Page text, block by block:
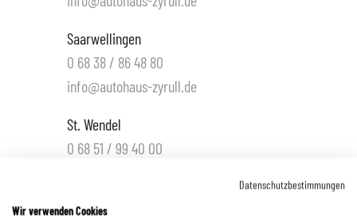
Saarwellingen
0 68 38 / 86 48 80
info@autohaus-zyrull.de
St. Wendel
0 68 51 / 99 40 00
Hüttigweiler
Datenschutzbestimmungen
Wir verwenden Cookies